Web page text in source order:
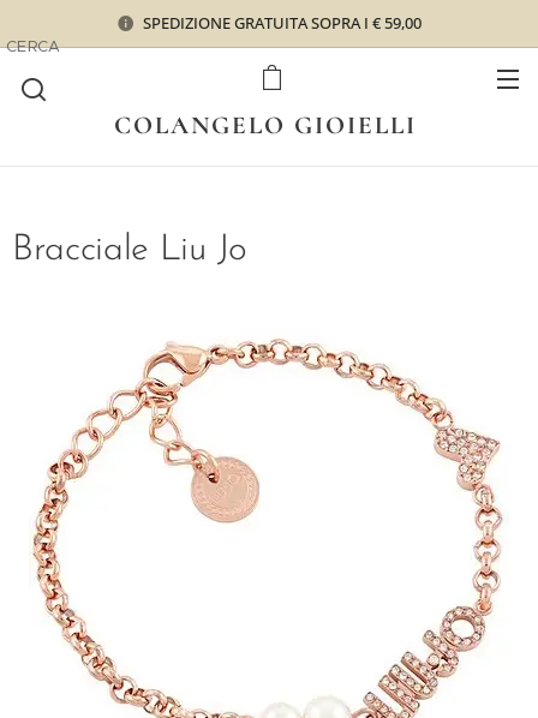
SPEDIZIONE GRATUITA SOPRA I € 59,00
COLANGELO GIOIELLI
CERCA
Bracciale Liu Jo